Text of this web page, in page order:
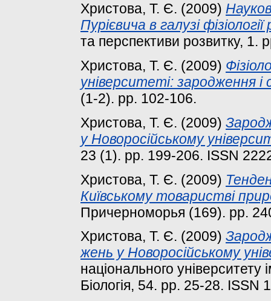
Христова, Т. Є. (2009)
Пурієвича в галузі
та перспективи розвитку,
Христова, Т. Є. (2009)
університеті: зародження
(1-2). pp. 102-106.
Христова, Т. Є. (2009)
у Новоросійському
23 (1). pp. 199-206. ISSN
Христова, Т. Є. (2009)
Київському товаристві
Причерноморья (169). pp.
Христова, Т. Є. (2009)
жень у Новоросійському
національного
Біологія, 54. pp. 25-28. ISSN